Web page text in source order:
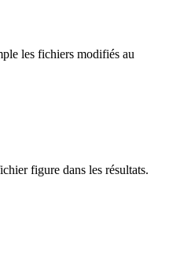
les fichiers modifiés au
figure dans les résultats.